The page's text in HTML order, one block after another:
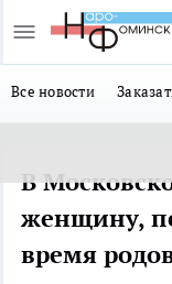
Все новости
В
женщину,
время